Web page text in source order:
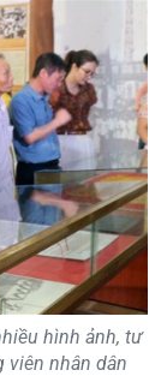
hình ảnh, tư
viên nhân dân